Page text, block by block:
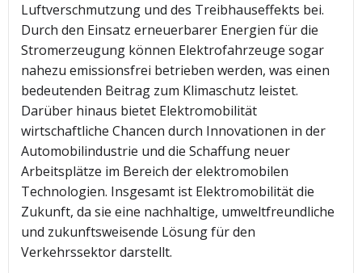
Luftverschmutzung und des Treibhauseffekts bei.
Durch den Einsatz erneuerbarer Energien für die
Stromerzeugung können Elektrofahrzeuge sogar
nahezu emissionsfrei betrieben werden, was einen
bedeutenden Beitrag zum Klimaschutz leistet.
Darüber hinaus bietet Elektromobilität
wirtschaftliche Chancen durch Innovationen in der
Automobilindustrie und die Schaffung neuer
Arbeitsplätze im Bereich der elektromobilen
Technologien. Insgesamt ist Elektromobilität die
Zukunft, da sie eine nachhaltige, umweltfreundliche
und zukunftsweisende Lösung für den
Verkehrssektor darstellt.